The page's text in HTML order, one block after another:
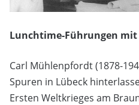
Lunchtime-Führungen
Carl Mühlenpfordt (1878-
Spuren in Lübeck
Ersten Weltkrieges am